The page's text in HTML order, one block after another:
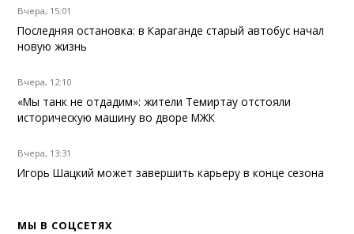
Вчера, 15:01
Последняя остановка: в Караганде старый автобус начал
новую жизнь
Вчера, 12:10
«Мы танк не отдадим»: жители Темиртау отстояли
историческую машину во дворе МЖК
Вчера, 13:31
Игорь Шацкий может завершить карьеру в конце сезона
МЫ В СОЦСЕТЯХ